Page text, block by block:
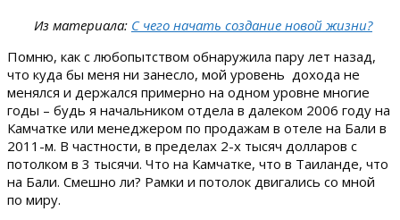
Из материала: С чего начать создание новой жизни?
Помню, как с любопытством обнаружила пару лет назад,
что куда бы меня ни занесло, мой уровень дохода не
менялся и держался примерно на одном уровне многие
годы – будь я начальником отдела в далеком 2006 году на
Камчатке или менеджером по продажам в отеле на Бали в
2011-м. В частности, в пределах 2-х тысяч долларов с
потолком в 3 тысячи. Что на Камчатке, что в Таиланде, что
на Бали. Смешно ли? Рамки и потолок двигались со мной
по миру.